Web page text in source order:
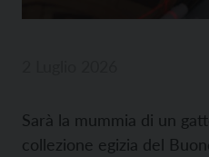
Sarà la mummia di un
collezione egizia del